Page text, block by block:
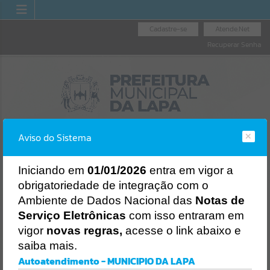
Atende.Net
Cadastre-se
Recuperar Senha
NOTA FISCAL
NACIONAL
ENDEREÇOS E
TELEFONES ÚTEIS
TURISMO
Aviso do Sistema
Iniciando em 01/01/2026 entra em vigor a
obrigatoriedade de integração com o
Ambiente de Dados Nacional das Notas de
Serviço Eletrônicas com isso entraram em
vigor novas regras, acesse o link abaixo e
saiba mais.
Autoatendimento - MUNICIPIO DA LAPA
Erro
SISTEMA
Gerenciamento do Sistema
Uncaught SyntaxError: Unexpected token '('